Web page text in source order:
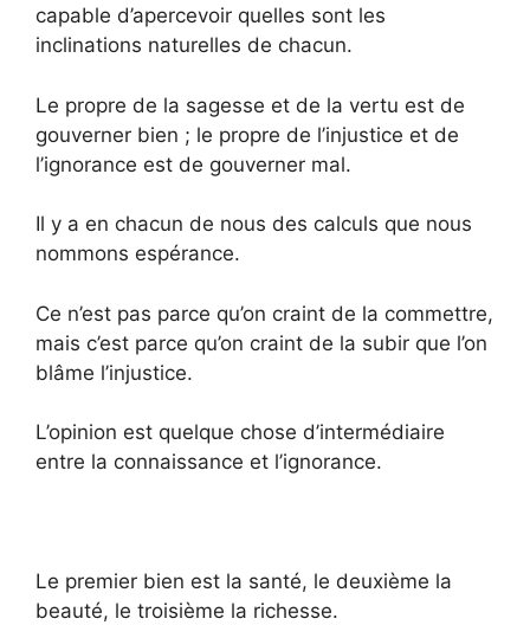
capable d’apercevoir quelles sont les
inclinations naturelles de chacun.
Le propre de la sagesse et de la vertu est de
gouverner bien ; le propre de l’injustice et de
l’ignorance est de gouverner mal.
Il y a en chacun de nous des calculs que nous
nommons espérance.
Ce n’est pas parce qu’on craint de la commettre,
mais c’est parce qu’on craint de la subir que l’on
blâme l’injustice.
L’opinion est quelque chose d’intermédiaire
entre la connaissance et l’ignorance.
Le premier bien est la santé, le deuxième la
beauté, le troisième la richesse.